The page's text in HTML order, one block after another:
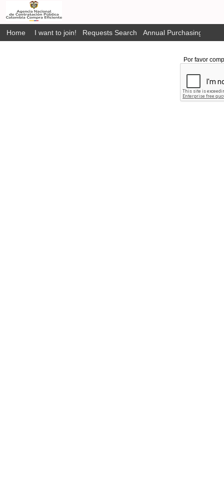
Home I want to join! Requests Search Annual Purchasing Plan
Por favor